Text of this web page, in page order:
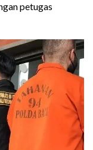
petugas